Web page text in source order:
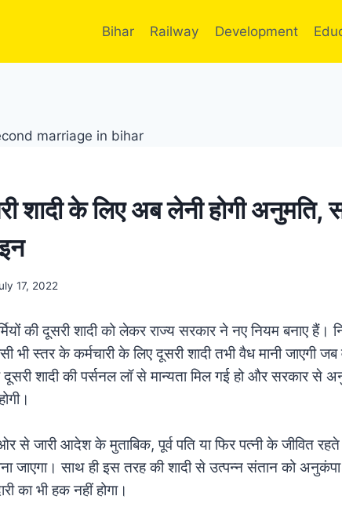
Bihar Railway Development
शादी के लिए अब लेनी होगी अनुमति,
17, 2022
की दूसरी शादी को लेकर राज्य सरकार ने नए नियम बनाए हैं।
भी स्तर के कर्मचारी के लिए दूसरी शादी तभी वैध मानी जाएगी
शादी की पर्सनल लॉ से मान्यता मिल गई हो और सरकार से
से जारी आदेश के मुताबिक, पूर्व पति या फिर पत्नी के जीवित रहते
जाएगा। साथ ही इस तरह की शादी से उत्पन्न संतान को
का भी हक नहीं होगा।